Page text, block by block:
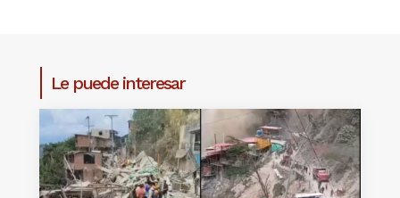
Le puede interesar